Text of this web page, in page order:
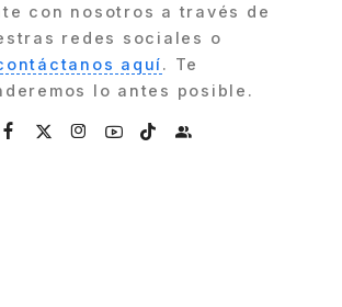
con nosotros a través de
redes sociales o
aquí. Te
lo antes posible.